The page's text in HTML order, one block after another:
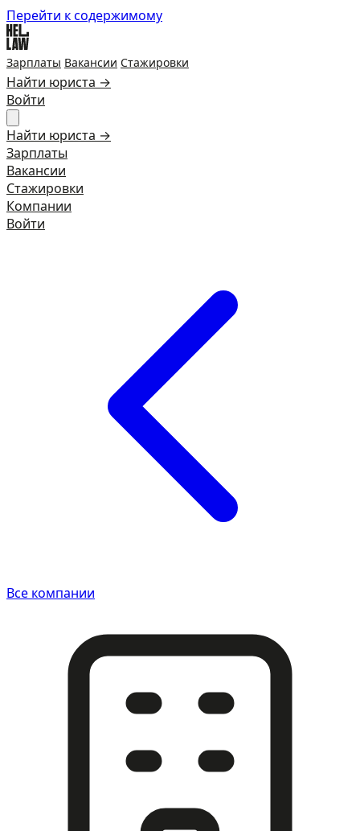
Перейти к содержимому
Зарплаты Вакансии Стажировки
Найти юриста →
Войти
Найти юриста →
Зарплаты
Вакансии
Стажировки
Компании
Войти
Все компании